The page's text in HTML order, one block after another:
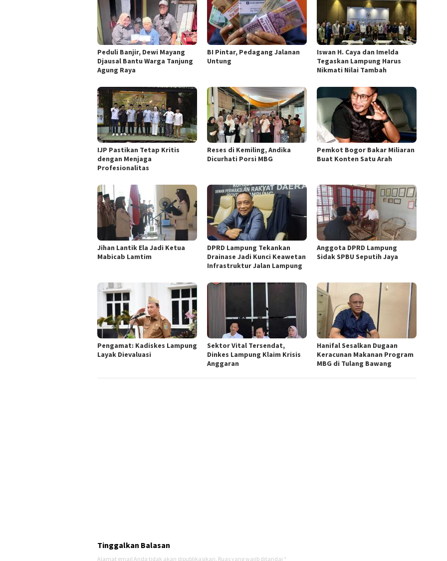
Peduli Banjir, Dewi Mayang
Djausal Bantu Warga Tanjung
Agung Raya
BI Pintar, Pedagang Jalanan
Untung
Iswan H. Caya dan Imelda
Tegaskan Lampung Harus
Nikmati Nilai Tambah
IJP Pastikan Tetap Kritis
dengan Menjaga
Profesionalitas
Reses di Kemiling, Andika
Dicurhati Porsi MBG
Pemkot Bogor Bakar Miliaran
Buat Konten Satu Arah
Jihan Lantik Ela Jadi Ketua
Mabicab Lamtim
DPRD Lampung Tekankan
Drainase Jadi Kunci Keawetan
Infrastruktur Jalan Lampung
Anggota DPRD Lampung
Sidak SPBU Seputih Jaya
Pengamat: Kadiskes Lampung
Layak Dievaluasi
Sektor Vital Tersendat,
Dinkes Lampung Klaim Krisis
Anggaran
Hanifal Sesalkan Dugaan
Keracunan Makanan Program
MBG di Tulang Bawang
Tinggalkan Balasan
Alamat email Anda tidak akan dipublikasikan. Ruas yang wajib ditandai *